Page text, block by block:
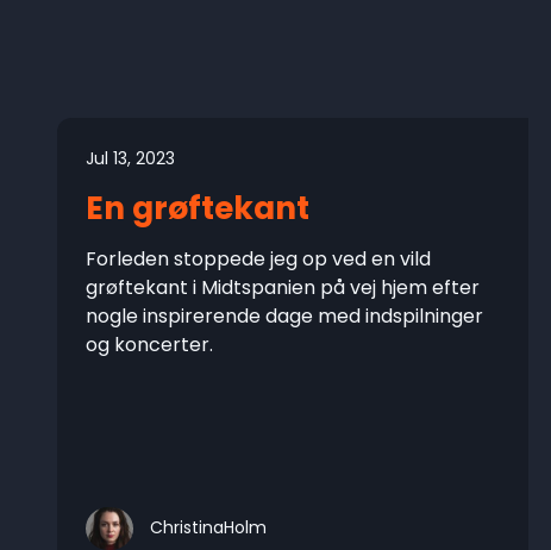
Jul 13, 2023
En grøftekant
Forleden stoppede jeg op ved en vild
grøftekant i Midtspanien på vej hjem efter
nogle inspirerende dage med indspilninger
og koncerter.
ChristinaHolm